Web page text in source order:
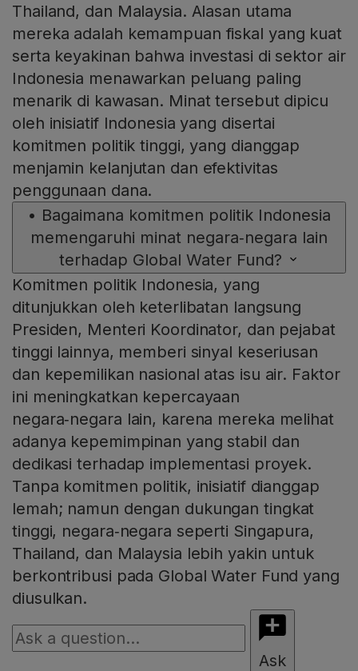
Thailand, dan Malaysia. Alasan utama
mereka adalah kemampuan fiskal yang kuat
serta keyakinan bahwa investasi di sektor air
Indonesia menawarkan peluang paling
menarik di kawasan. Minat tersebut dipicu
oleh inisiatif Indonesia yang disertai
komitmen politik tinggi, yang dianggap
menjamin kelanjutan dan efektivitas
penggunaan dana.
• Bagaimana komitmen politik Indonesia
memengaruhi minat negara‑negara lain
terhadap Global Water Fund?
Komitmen politik Indonesia, yang
ditunjukkan oleh keterlibatan langsung
Presiden, Menteri Koordinator, dan pejabat
tinggi lainnya, memberi sinyal keseriusan
dan kepemilikan nasional atas isu air. Faktor
ini meningkatkan kepercayaan
negara‑negara lain, karena mereka melihat
adanya kepemimpinan yang stabil dan
dedikasi terhadap implementasi proyek.
Tanpa komitmen politik, inisiatif dianggap
lemah; namun dengan dukungan tingkat
tinggi, negara‑negara seperti Singapura,
Thailand, dan Malaysia lebih yakin untuk
berkontribusi pada Global Water Fund yang
diusulkan.
Ask